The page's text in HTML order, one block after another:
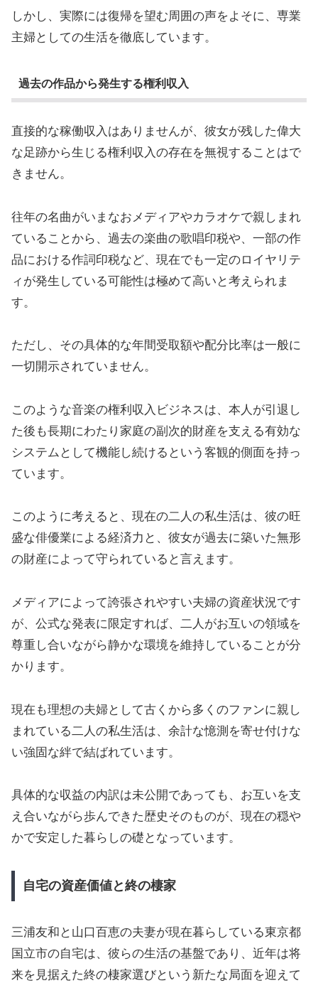
しかし、実際には復帰を望む周囲の声をよそに、専業
主婦としての生活を徹底しています。
過去の作品から発生する権利収入
直接的な稼働収入はありませんが、彼女が残した偉大
な足跡から生じる権利収入の存在を無視することはで
きません。
往年の名曲がいまなおメディアやカラオケで親しまれ
ていることから、過去の楽曲の歌唱印税や、一部の作
品における作詞印税など、現在でも一定のロイヤリテ
ィが発生している可能性は極めて高いと考えられま
す。
ただし、その具体的な年間受取額や配分比率は一般に
一切開示されていません。
このような音楽の権利収入ビジネスは、本人が引退し
た後も長期にわたり家庭の副次的財産を支える有効な
システムとして機能し続けるという客観的側面を持っ
ています。
このように考えると、現在の二人の私生活は、彼の旺
盛な俳優業による経済力と、彼女が過去に築いた無形
の財産によって守られていると言えます。
メディアによって誇張されやすい夫婦の資産状況です
が、公式な発表に限定すれば、二人がお互いの領域を
尊重し合いながら静かな環境を維持していることが分
かります。
現在も理想の夫婦として古くから多くのファンに親し
まれている二人の私生活は、余計な憶測を寄せ付けな
い強固な絆で結ばれています。
具体的な収益の内訳は未公開であっても、お互いを支
え合いながら歩んできた歴史そのものが、現在の穏や
かで安定した暮らしの礎となっています。
自宅の資産価値と終の棲家
三浦友和と山口百恵の夫妻が現在暮らしている東京都
国立市の自宅は、彼らの生活の基盤であり、近年は将
来を見据えた終の棲家選びという新たな局面を迎えて